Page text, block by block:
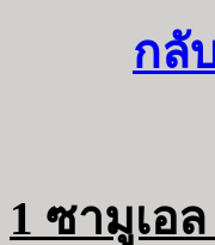
กลั
1 ซามูเอล